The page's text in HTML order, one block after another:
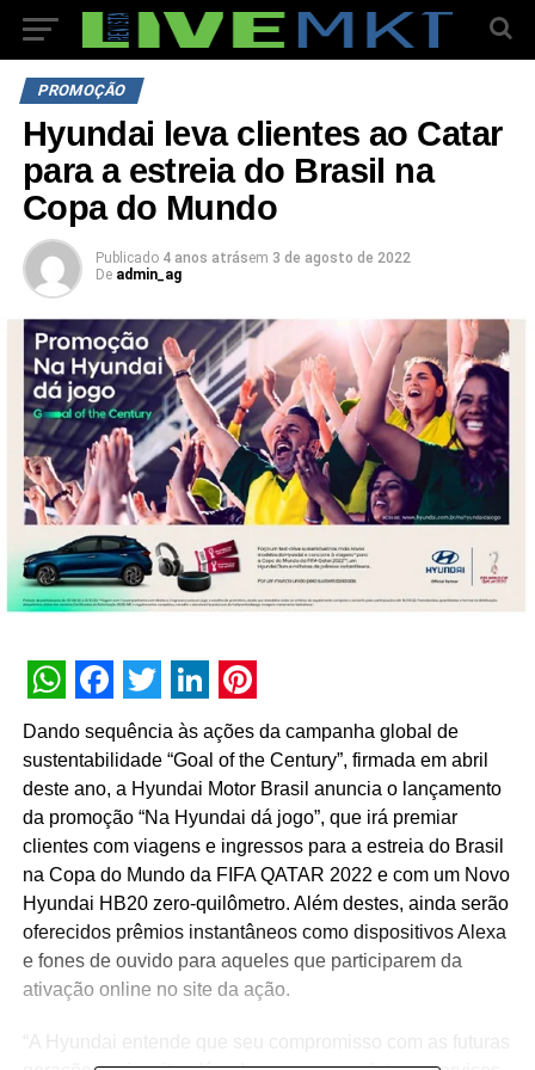
PROMOÇÃO
Hyundai leva clientes ao Catar
para a estreia do Brasil na
Copa do Mundo
Publicado 4 anos atrásem 3 de agosto de 2022
De admin_ag
WhatsApp
Facebook
Twitter
LinkedIn
Pinterest
Dando sequência às ações da campanha global de
sustentabilidade “Goal of the Century”, firmada em abril
deste ano, a Hyundai Motor Brasil anuncia o lançamento
da promoção “Na Hyundai dá jogo”, que irá premiar
clientes com viagens e ingressos para a estreia do Brasil
na Copa do Mundo da FIFA QATAR 2022 e com um Novo
Hyundai HB20 zero-quilômetro. Além destes, ainda serão
oferecidos prêmios instantâneos como dispositivos Alexa
e fones de ouvido para aqueles que participarem da
ativação online no site da ação.
“A Hyundai entende que seu compromisso com as futuras